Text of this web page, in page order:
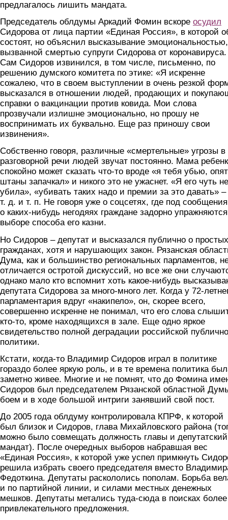
предлагалось лишить мандата.
Председатель облдумы Аркадий Фомин вскоре осудил
Сидорова от лица партии «Единая Россия», в которой
состоят, но объяснил высказывание эмоциональностью,
вызванной смертью супруги Сидорова от коронавируса.
Сам Сидоров извинился, в том числе, письменно, по
решению думского комитета по этике: «Я искренне
сожалею, что в своем выступлении в очень резкой
высказался в отношении людей, продающих и
справки о вакцинации против ковида. Мои слова
прозвучали излишне эмоционально, но прошу не
воспринимать их буквально. Еще раз приношу свои
извинения».
Собственно говоря, различные «смертельные» угрозы в
разговорной речи людей звучат постоянно. Мама
спокойно может сказать что-то вроде «я тебя убью,
штаны запачкал» и никого это не ужаснет. «Я его чуть не
убила», «убивать таких надо и премии за это давать»
т. д. и т. п. Не говоря уже о соцсетях, где под
о каких-нибудь негодяях граждане задорно
выборе способа его казни.
Но Сидоров – депутат и высказался публично о простых
гражданах, хотя и нарушающих закон. Рязанская
Дума, как и большинство региональных парламентов,
отличается остротой дискуссий, но все же они
однако мало кто вспомнит хоть какое-нибудь
депутата Сидорова за много-много лет. Когда у 72-
парламентария вдруг «накипело», он, скорее всего,
совершенно искренне не понимал, что его слова
кто-то, кроме находящихся в зале. Еще одно яркое
свидетельство полной деградации российской
политики.
Кстати, когда-то Владимир Сидоров играл в политике
гораздо более яркую роль, и в те времена политика
заметно живее. Многие и не помнят, что до Фомина
Сидоров был председателем Рязанской областной
боем и в ходе большой интриги занявший свой пост.
До 2005 года облдуму контролировала КПРФ, к которой
был близок и Сидоров, глава Михайловского района
можно было совмещать должность главы и депутатский
мандат). После очередных выборов набравшая вес
«Единая Россия», к которой уже успел примкнуть
решила избрать своего председателя вместо
Федоткина. Депутаты раскололись пополам. Борьба
и по партийной линии, и силами местных денежных
мешков. Депутаты метались туда-сюда в поисках более
привлекательного предложения.